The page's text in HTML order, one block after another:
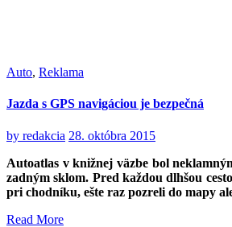
Auto, Reklama
Jazda s GPS navigáciou je bezpečná
by redakcia 28. októbra 2015
Autoatlas v knižnej väzbe bol
zadným sklom. Pred každou dlhšou
pri chodníku, ešte raz pozreli do mapy
Read More